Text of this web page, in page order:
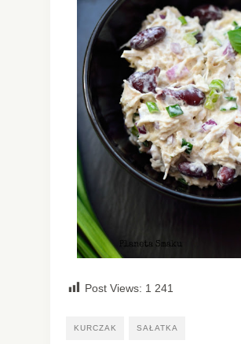
Post Views: 1 241
KURCZAK SAŁATKA